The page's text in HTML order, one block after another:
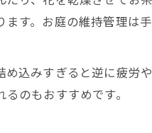
造
健
造
す。お庭の維持管理は
込みすぎると逆に疲労
のもおすすめです。